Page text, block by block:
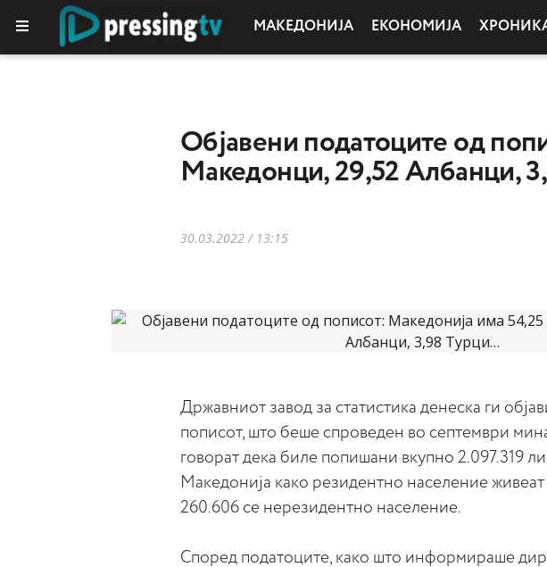
МАКЕДОНИЈА ЕКОНОМИЈА
Објавени податоците од
Македонци, 29,52 Албанци,
30.03.2022 / 13:15
Државниот завод за статистика денеска ги
пописот, што беше спроведен во септември
говорат дека биле попишани вкупно 2.097.319
Македонија како резидентно население живеат
260.606 се нерезидентно население.
Според податоците, како што информираше